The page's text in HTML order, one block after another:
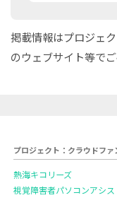
掲載情報はプロジェ
のウェブサイト等で
プロジェクト：クラウドファ
熱海キコリーズ
視覚障害者パソコンアシス